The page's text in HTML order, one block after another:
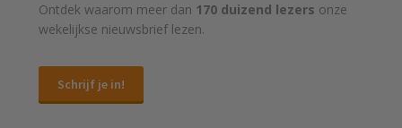
Ontdek waarom meer dan 170 duizend lezers onze
wekelijkse nieuwsbrief lezen.
Schrijf je in!